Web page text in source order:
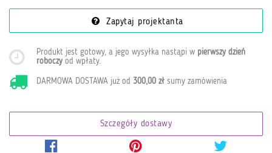
Zapytaj projektanta
Produkt jest gotowy, a jego wysyłka nastąpi w pierwszy dzień
roboczy od wpłaty.
DARMOWA DOSTAWA już od300,00 zł sumy zamówienia
Szczegóły dostawy